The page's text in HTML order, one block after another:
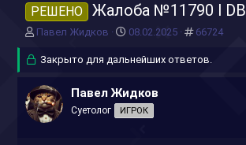
РЕШЕНО Жалоба №11790 l DB
А
т
р
т
е
Павел Жидков
Д
т
н
а
ч
08.02.2025 #
66724
Закрыто для дальнейших ответов.
Павел Жидков
Суетолог ИГРОК